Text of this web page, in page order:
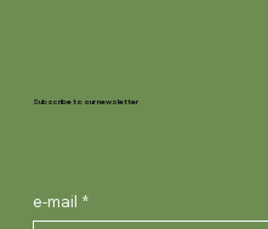
Subscribe to our newsletter
e-mail *